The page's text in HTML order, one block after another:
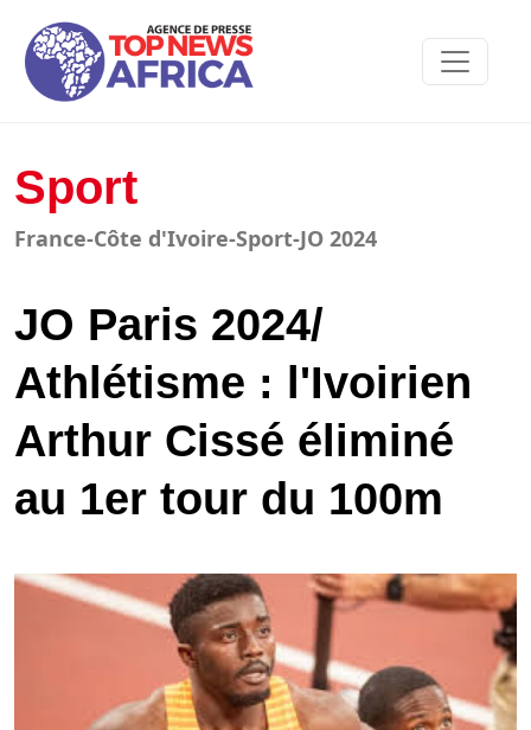
Sport
France-Côte d'Ivoire-Sport-JO 2024
JO Paris 2024/
Athlétisme : l'Ivoirien
Arthur Cissé éliminé
au 1er tour du 100m